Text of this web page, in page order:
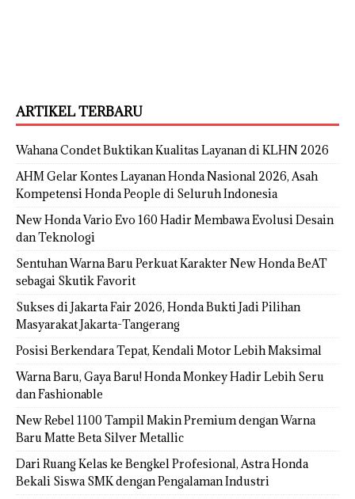
ARTIKEL TERBARU
Wahana Condet Buktikan Kualitas Layanan di KLHN 2026
AHM Gelar Kontes Layanan Honda Nasional 2026, Asah
Kompetensi Honda People di Seluruh Indonesia
New Honda Vario Evo 160 Hadir Membawa Evolusi Desain
dan Teknologi
Sentuhan Warna Baru Perkuat Karakter New Honda BeAT
sebagai Skutik Favorit
Sukses di Jakarta Fair 2026, Honda Bukti Jadi Pilihan
Masyarakat Jakarta-Tangerang
Posisi Berkendara Tepat, Kendali Motor Lebih Maksimal
Warna Baru, Gaya Baru! Honda Monkey Hadir Lebih Seru
dan Fashionable
New Rebel 1100 Tampil Makin Premium dengan Warna
Baru Matte Beta Silver Metallic
Dari Ruang Kelas ke Bengkel Profesional, Astra Honda
Bekali Siswa SMK dengan Pengalaman Industri